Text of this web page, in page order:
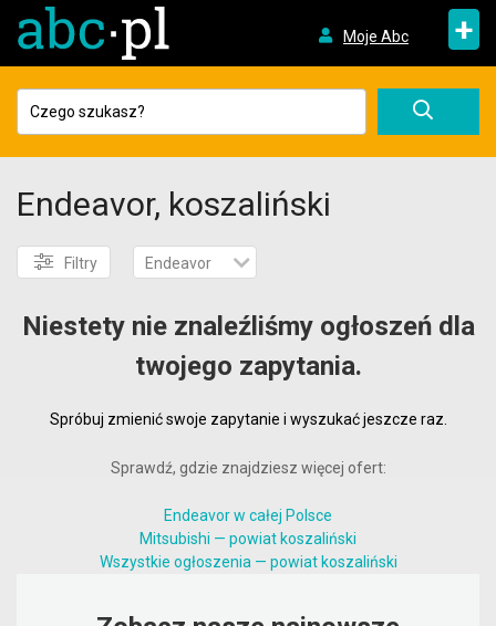
Moje Abc +
Endeavor, koszaliński
Filtry Endeavor
Niestety nie znaleźliśmy ogłoszeń dla
twojego zapytania.
Spróbuj zmienić swoje zapytanie i wyszukać jeszcze raz.
Sprawdź, gdzie znajdziesz więcej ofert:
Endeavor w całej Polsce
Mitsubishi — powiat koszaliński
Wszystkie ogłoszenia — powiat koszaliński